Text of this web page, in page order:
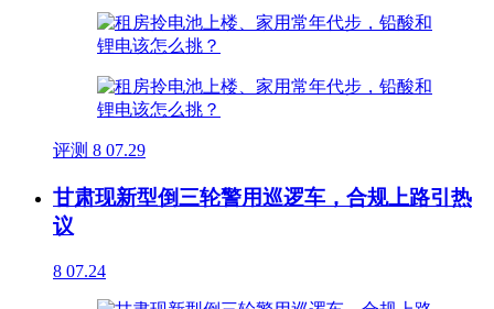
评测 8 07.29
甘肃现新型倒三轮警用巡逻车，合规上路引热
议
8 07.24